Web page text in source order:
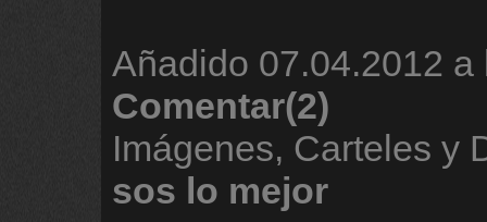
Añadido 07.04.2012 a
Comentar(2)
Imágenes, Carteles y
sos lo mejor